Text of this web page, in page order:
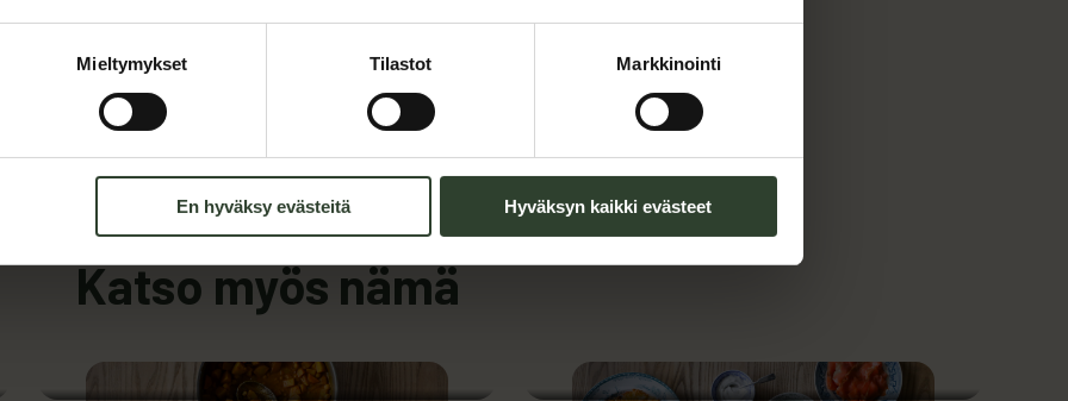
Mieltymykset Tilastot Markkinointi
En hyväksy evästeitä Hyväksyn kaikki evästeet
laati varta vasten Maatilan-sivuille asiakkaidemme iloksi.
suunnitellessaan Maija halusi tuoda esille muun muassa sen, kuinka mainio
raaka-aika peruna on: tutustu, testaa ja ihastu!
Katso myös nämä